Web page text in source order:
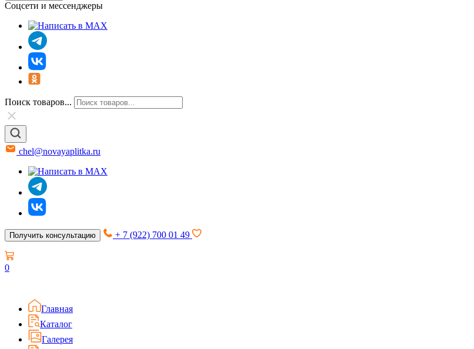
Соцсети и мессенджеры
Поиск товаров...
chel@novayaplitka.ru
Получить консультацию + 7 (922) 700 01 49
0
Главная
Каталог
Галерея